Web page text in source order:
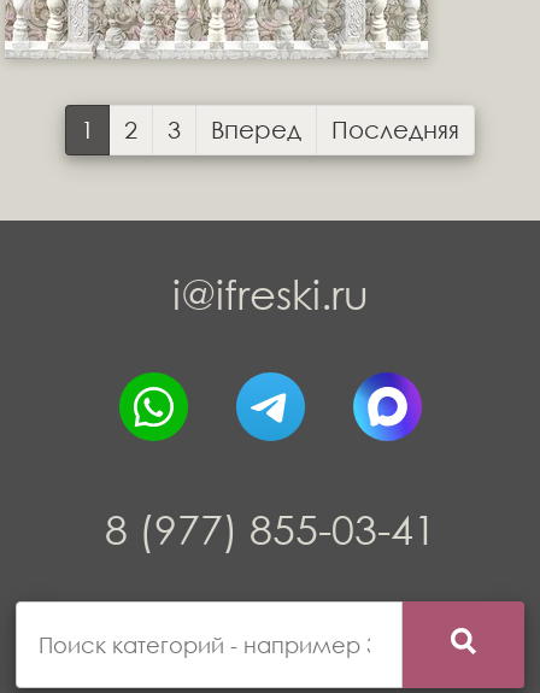
1 2 3 Вперед Последняя
i@ifreski.ru
8 (977) 855-03-41